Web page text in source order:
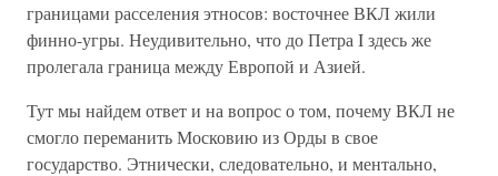
границами расселения этносов: восточнее ВКЛ жили
финно-угры. Неудивительно, что до Петра I здесь же
пролегала граница между Европой и Азией.
Тут мы найдем ответ и на вопрос о том, почему ВКЛ не
смогло переманить Московию из Орды в свое
государство. Этнически, следовательно, и ментально,